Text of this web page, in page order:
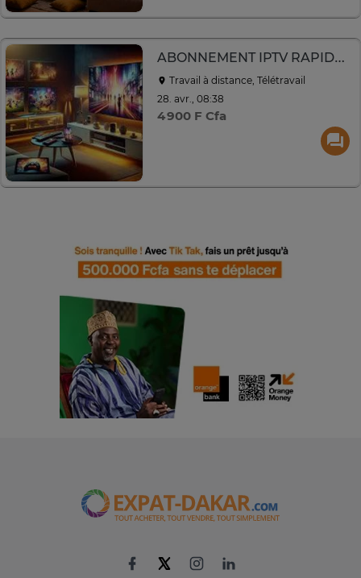
ABONNEMENT IPTV RAPIDE ET FIABLE ! !
Travail à distance, Télétravail
28. avr., 08:38
4 900 F Cfa